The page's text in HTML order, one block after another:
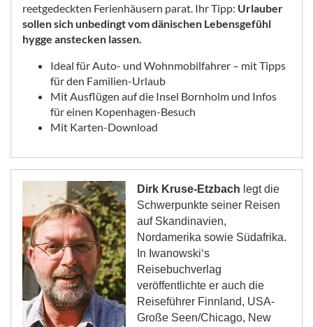
reetgedeckten Ferienhäusern parat. Ihr Tipp: Urlauber
sollen sich unbedingt vom dänischen Lebensgefühl
hygge anstecken lassen.
Ideal für Auto- und Wohnmobilfahrer – mit Tipps
für den Familien-Urlaub
Mit Ausflügen auf die Insel Bornholm und Infos
für einen Kopenhagen-Besuch
Mit Karten-Download
Dirk Kruse-Etzbach legt die
Schwerpunkte seiner Reisen
auf Skandinavien,
Nordamerika sowie Südafrika.
In Iwanowski‘s
Reisebuchverlag
veröffentlichte er auch die
Reiseführer Finnland, USA-
Große Seen/Chicago, New